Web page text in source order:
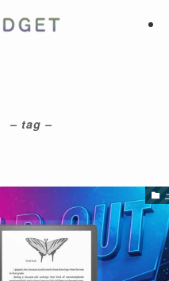
– tag –